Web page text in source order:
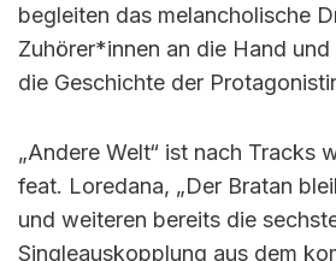
begleiten das melancholische
Zuhörer*innen an die Hand
die Geschichte der
„Andere Welt“ ist nach Tracks
feat. Loredana, „Der Bratan
und weiteren bereits die
Singleauskopplung aus dem